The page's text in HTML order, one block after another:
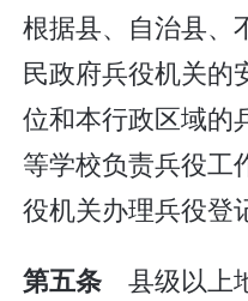
根据县、自治县、
民政府兵役机关的
位和本行政区域的
等学校负责兵役工
役机关办理兵役登
第五条县级以上